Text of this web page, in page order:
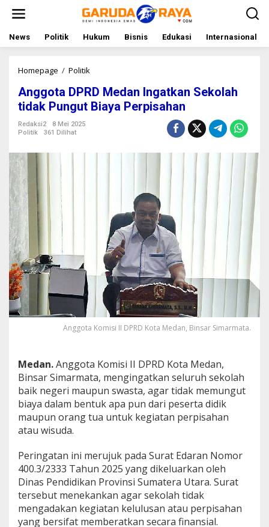
t
News Politik Hukum Bisnis Edukasi Internasional
Homepage / Politik
g
g
o
a
n
S
o
l
a
h
t
i
P
u
n
g
t
B
Anggota DPRD Medan Ingatkan Sekolah
tidak Pungut Biaya Perpisahan
Redaksi2
8 Mei 2025
Politik
361 Dilihat
Anggota Komisi II DPRD Kota Medan, Binsar Simarmata.
Medan.Anggota Komisi II DPRD Kota Medan,
Binsar Simarmata, mengingatkan seluruh sekolah
baik negeri maupun swasta, agar tidak memungut
biaya dalam bentuk apa pun dari peserta didik
maupun orang tua untuk kegiatan perpisahan
atau wisuda.
Peringatan ini merujuk pada Surat Edaran Nomor
400.3/2333 Tahun 2025 yang dikeluarkan oleh
Dinas Pendidikan Provinsi Sumatera Utara. Surat
tersebut menekankan agar sekolah tidak
mengadakan kegiatan kelulusan atau perpisahan
yang bersifat memberatkan secara finansial.